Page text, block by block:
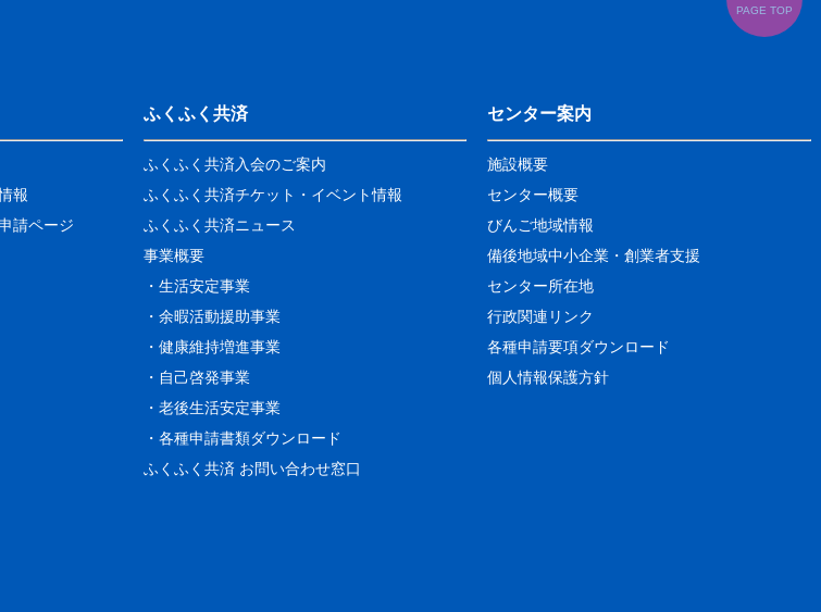
報
請ページ
ふくふく共済
ふくふく共済入会のご案内
ふくふく共済チケット・イベント情報
ふくふく共済ニュース
事業概要
・生活安定事業
・余暇活動援助事業
・健康維持増進事業
・自己啓発事業
・老後生活安定事業
・各種申請書類ダウンロード
ふくふく共済 お問い合わせ窓口
センター案内
施設概要
センター概要
びんご地域情報
備後地域中小企業・創業者支援
センター所在地
行政関連リンク
各種申請要項ダウンロード
個人情報保護方針